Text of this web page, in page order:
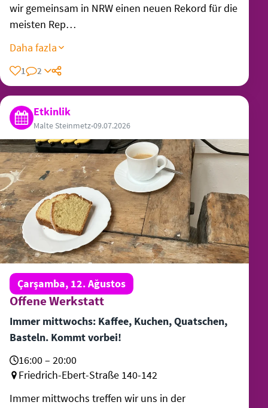
wir gemeinsam in NRW einen neuen Rekord für die
meisten Rep…
Daha fazla
1 2
Etkinlik
Malte Steinmetz•09.07.2026
Çarşamba, 12. Ağustos
Offene Werkstatt
Immer mittwochs: Kaffee, Kuchen, Quatschen,
Basteln. Kommt vorbei!
16:00 – 20:00
Friedrich-Ebert-Straße 140-142
Immer mittwochs treffen wir uns in der